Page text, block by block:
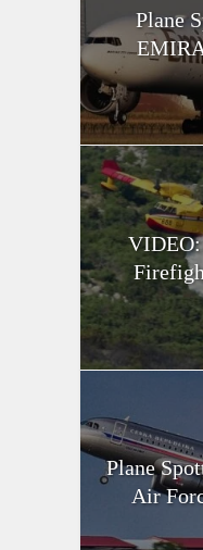
Plane
VIDEO:
Plane
Air